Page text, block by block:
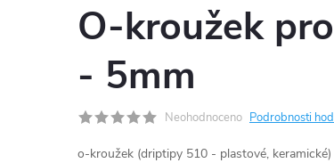
O-kroužek
- 5mm
Neohodnoceno Podrobnosti
o-kroužek (driptipy 510 - plastové, keramické)